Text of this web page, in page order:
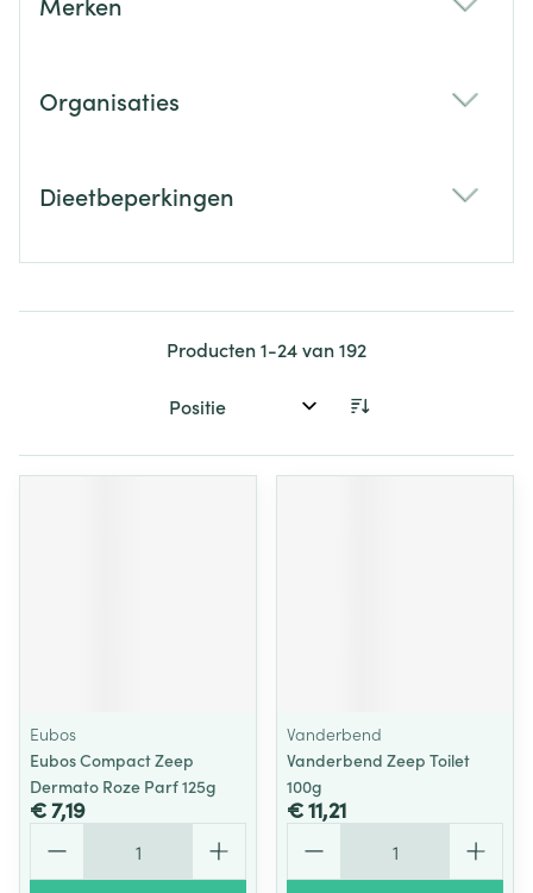
Organisaties
Dieetbeperkingen
Producten1-24van192
Sorteer op:
Eubos
Eubos Compact Zeep
Dermato Roze Parf 125g
€ 7,19
Vanderbend
Vanderbend Zeep Toilet
100g
€ 11,21